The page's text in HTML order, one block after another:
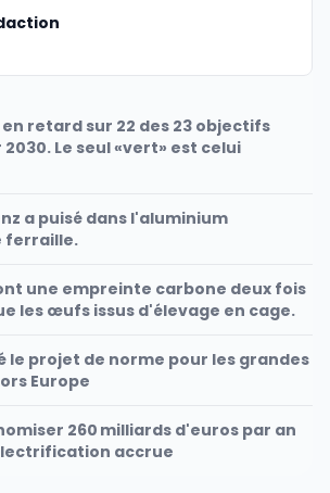
retard sur 22 des 23 objectifs
Le seul «vert» est celui
a puisé dans l'aluminium
ferraille.
une empreinte carbone deux fois
les œufs issus d'élevage en cage.
le projet de norme pour les grandes
Europe
260 milliards d'euros par an
accrue